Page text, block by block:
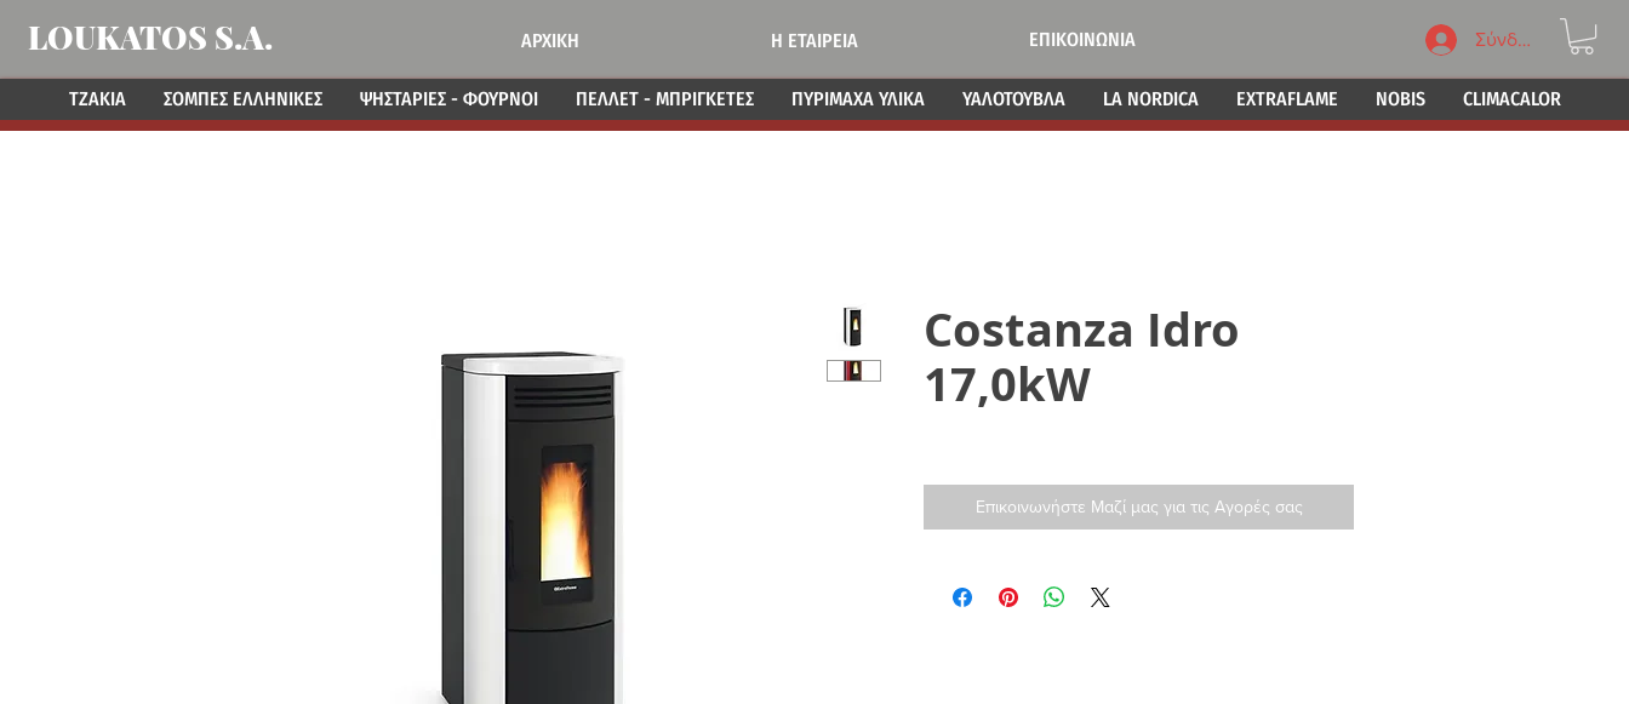
LOUKATOS S.A. ΑΡΧΙΚΗ Η ΕΤΑΙΡΕΙΑ ΕΠΙΚΟΙΝΩΝΙΑ Σύνδεση
ΤΖΑΚΙΑ ΣΟΜΠΕΣ ΕΛΛΗΝΙΚΕΣ ΨΗΣΤΑΡΙΕΣ - ΦΟΥΡΝΟΙ ΠΕΛΛΕΤ - ΜΠΡΙΓΚΕΤΕΣ ΠΥΡΙΜΑΧΑ ΥΛΙΚΑ ΥΑΛΟΤΟΥΒΛΑ LA NORDICA EXTRAFLAME NOBIS CLIMACALOR
Costanza Idro
17,0kW
Επικοινωνήστε Μαζί μας για τις Αγορές σας